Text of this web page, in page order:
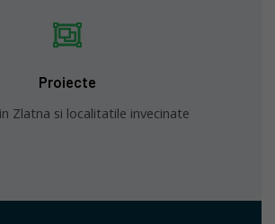
Proiecte
Zlatna si localitatile invecinate